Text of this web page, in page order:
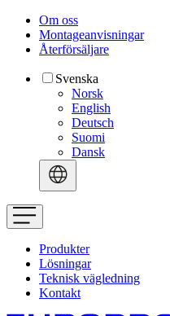
Om oss
Montageanvisningar
Återförsäljare
Svenska
Norsk
English
Deutsch
Suomi
Dansk
Produkter
Lösningar
Teknisk vägledning
Kontakt